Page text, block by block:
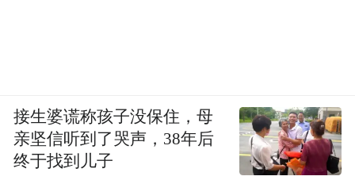
接生婆谎称孩子没保住，母
亲坚信听到了哭声，38年后
终于找到儿子